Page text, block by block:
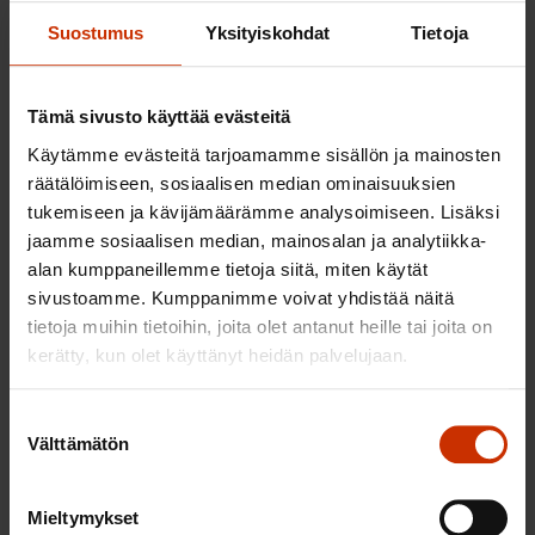
Suostumus Yksityiskohdat Tietoja
Tämä sivusto käyttää evästeitä
Käytämme evästeitä tarjoamamme sisällön ja mainosten
räätälöimiseen, sosiaalisen median ominaisuuksien
tukemiseen ja kävijämäärämme analysoimiseen. Lisäksi
jaamme sosiaalisen median, mainosalan ja analytiikka-
alan kumppaneillemme tietoja siitä, miten käytät
sivustoamme. Kumppanimme voivat yhdistää näitä
tietoja muihin tietoihin, joita olet antanut heille tai joita on
kerätty, kun olet käyttänyt heidän palvelujaan.
valinta
Välttämätön
Mieltymykset
1.8.2026
2027